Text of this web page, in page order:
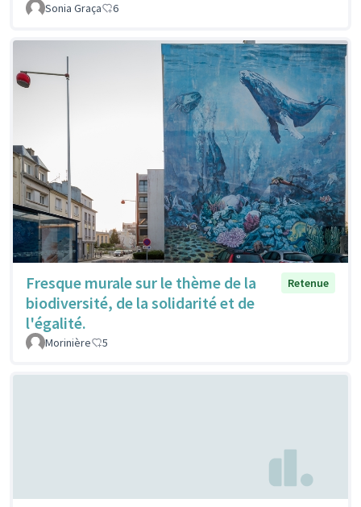
Sonia Graça
6
Fresque murale sur le thème de la
biodiversité, de la solidarité et de
l'égalité.
Retenue
Morinière 5